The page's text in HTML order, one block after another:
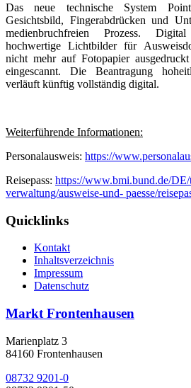
Das neue technische System
Gesichtsbild, Fingerabdrücken und
medienbruchfreien Prozess.
hochwertige Lichtbilder für
nicht mehr auf Fotopapier
eingescannt. Die Beantragung
verläuft künftig vollständig digital.
Weiterführende Informationen:
Personalausweis: https://
Reisepass: https://www.bmi.bund.de/DE/
verwaltung/ausweise-und- paesse/
Quicklinks
Kontakt
Inhaltsverzeichnis
Impressum
Datenschutz
Markt Frontenhausen
Marienplatz 3
84160 Frontenhausen
08732 9201-0